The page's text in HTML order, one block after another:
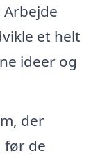
Arbejde
et helt
ideer og
der
før de